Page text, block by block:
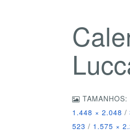
TAMANHOS:
1.448 × 2.048 /
523 / 1.575 ×